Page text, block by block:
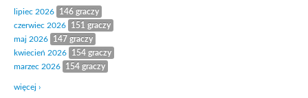
lipiec 2026
146 graczy
czerwiec 2026
151 graczy
maj 2026
147 graczy
kwiecień 2026
154 graczy
marzec 2026
154 graczy
więcej ›